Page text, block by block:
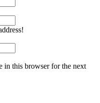
in this browser for the next